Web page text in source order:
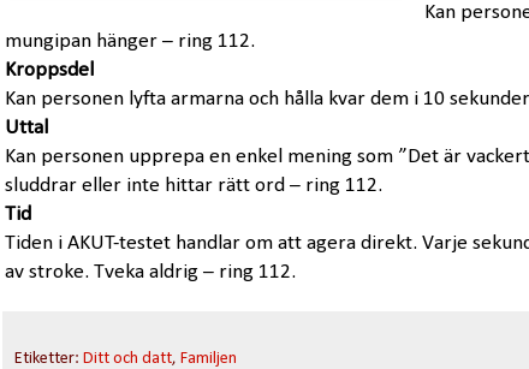
Kan
mungipan hänger – ring 112.
Kroppsdel
Kan personen lyfta armarna och hålla kvar dem i 10
Uttal
Kan personen upprepa en enkel mening som ”Det är
sluddrar eller inte hittar rätt ord – ring 112.
Tid
Tiden i AKUT-testet handlar om att agera direkt. Varje
av stroke. Tveka aldrig – ring 112.
Etiketter: Ditt och datt, Familjen